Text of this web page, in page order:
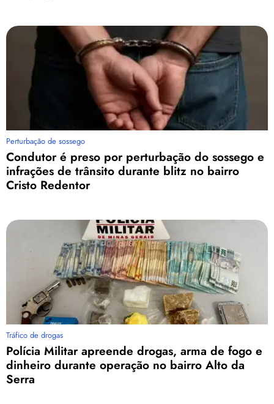
Perturbação de sossego
Condutor é preso por perturbação do sossego e
infrações de trânsito durante blitz no bairro
Cristo Redentor
Tráfico de drogas
Polícia Militar apreende drogas, arma de fogo e
dinheiro durante operação no bairro Alto da
Serra